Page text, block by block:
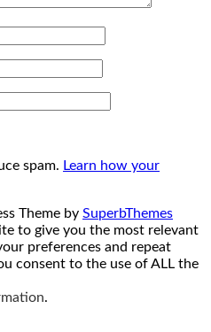
spam. Learn how your
Theme by SuperbThemes
to give you the most relevant
preferences and repeat
consent to the use of ALL the
.